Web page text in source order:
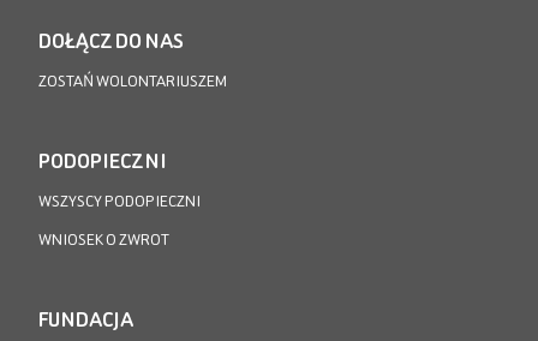
DOŁĄCZ DO NAS
ZOSTAŃ WOLONTARIUSZEM
PODOPIECZNI
WSZYSCY PODOPIECZNI
WNIOSEK O ZWROT
FUNDACJA